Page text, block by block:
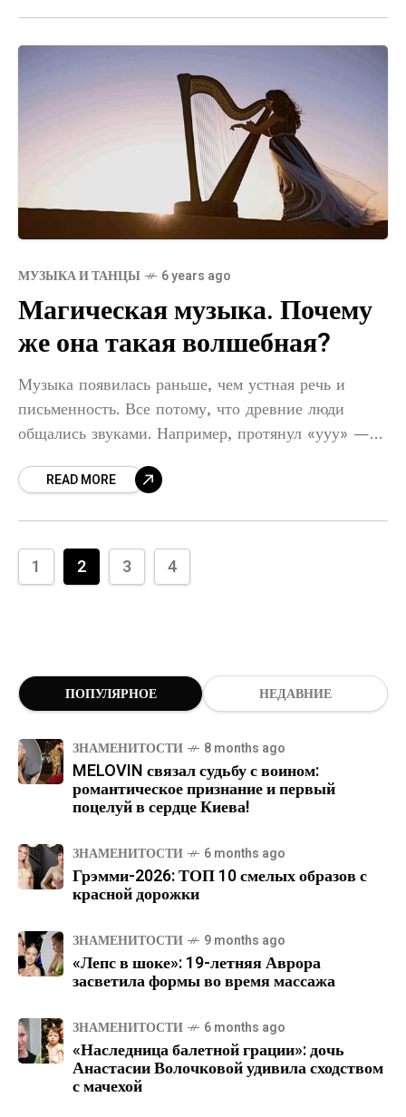
МУЗЫКА И ТАНЦЫ 6 years ago
Магическая музыка. Почему
же она такая волшебная?
Музыка появилась раньше, чем устная речь и
письменность. Все потому, что древние люди
общались звуками. Например, протянул «ууу» —
свидание. Со временем звуки стали
READ MORE
1 2 3 4
ПОПУЛЯРНОЕ НЕДАВНИЕ
ЗНАМЕНИТОСТИ 8 months ago
MELOVIN связал судьбу с воином:
романтическое признание и первый
поцелуй в сердце Киева!
ЗНАМЕНИТОСТИ 6 months ago
Грэмми-2026: ТОП 10 смелых образов с
красной дорожки
ЗНАМЕНИТОСТИ 9 months ago
«Лепс в шоке»: 19-летняя Аврора
засветила формы во время массажа
ЗНАМЕНИТОСТИ 6 months ago
«Наследница балетной грации»: дочь
Анастасии Волочковой удивила сходством
с мачехой